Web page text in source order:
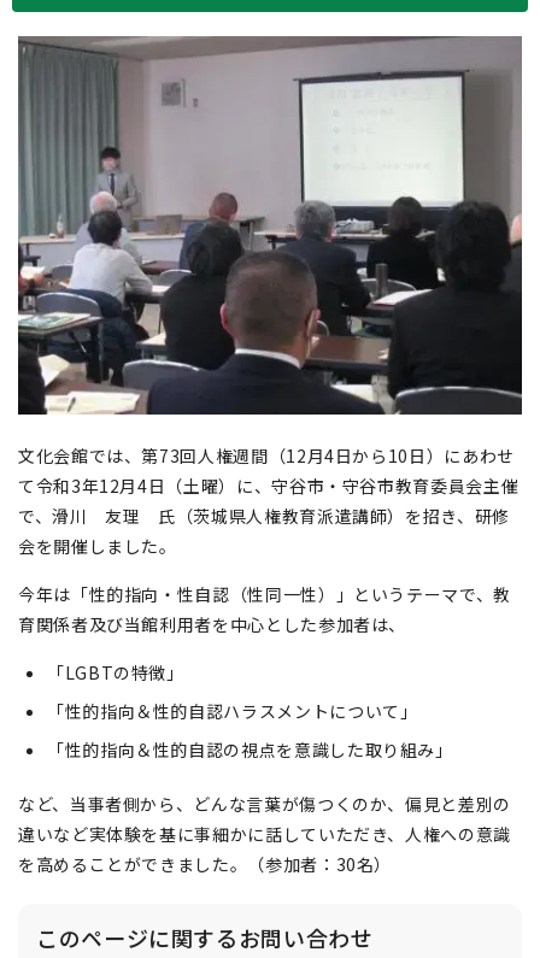
文化会館では、第73回人権週間（12月4日から10日）にあわせ
て令和3年12月4日（土曜）に、守谷市・守谷市教育委員会主催
で、滑川 友理 氏（茨城県人権教育派遣講師）を招き、研修
会を開催しました。
今年は「性的指向・性自認（性同一性）」というテーマで、教
育関係者及び当館利用者を中心とした参加者は、
「LGBTの特徴」
「性的指向＆性的自認ハラスメントについて」
「性的指向＆性的自認の視点を意識した取り組み」
など、当事者側から、どんな言葉が傷つくのか、偏見と差別の
違いなど実体験を基に事細かに話していただき、人権への意識
を高めることができました。（参加者：30名）
このページに関するお問い合わせ